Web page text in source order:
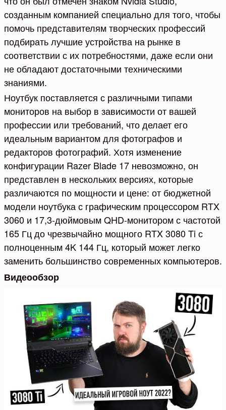
созданным компанией специально для того, чтобы
помочь представителям творческих профессий
подбирать лучшие устройства на рынке в
соответствии с их потребностями, даже если они
не обладают достаточными техническими
знаниями.
Ноутбук поставляется с различными типами
мониторов на выбор в зависимости от вашей
профессии или требований, что делает его
идеальным вариантом для фотографов и
редакторов фотографий. Хотя изменение
конфигурации Razer Blade 17 невозможно, он
представлен в нескольких версиях, которые
различаются по мощности и цене: от бюджетной
модели ноутбука с графическим процессором RTX
3060 и 17,3-дюймовым QHD-монитором с частотой
165 Гц до чрезвычайно мощного RTX 3080 Ti с
полноценным 4K 144 Гц, который может легко
заменить большинство современных компьютеров.
Видеообзор